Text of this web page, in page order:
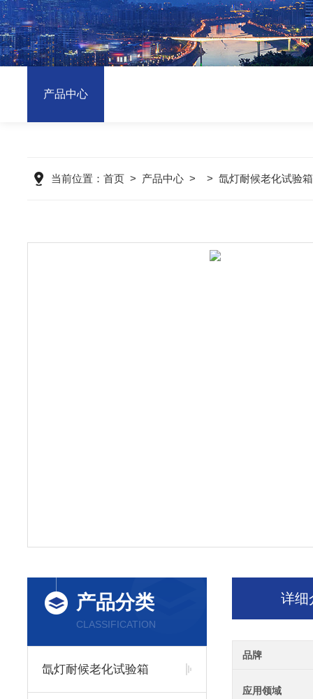
产品中心
当前位置： 首页 > 产品中心 > > 氙灯耐候老化试验箱
产品分类
CLASSIFICATION
氙灯耐候老化试验箱
详细
品牌
应用领域